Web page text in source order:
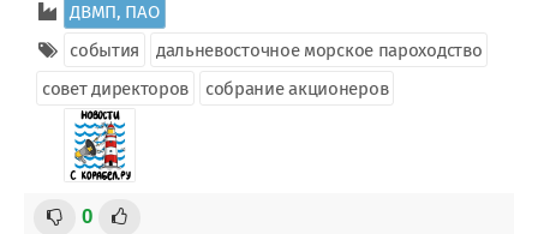
ДВМП, ПАО
события
дальневосточное морское пароходство
совет директоров
собрание акционеров
0